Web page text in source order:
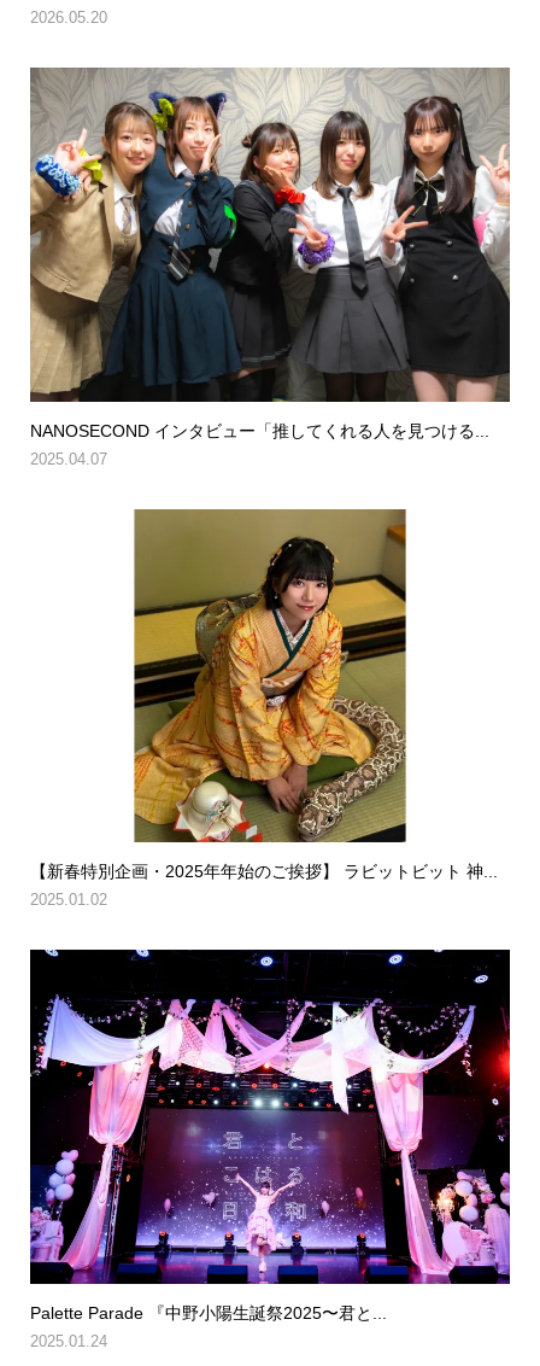
2026.05.20
NANOSECOND インタビュー「推してくれる人を見つける...
2025.04.07
【新春特別企画・2025年年始のご挨拶】 ラビットビット 神...
2025.01.02
Palette Parade 『中野小陽生誕祭2025〜君と...
2025.01.24